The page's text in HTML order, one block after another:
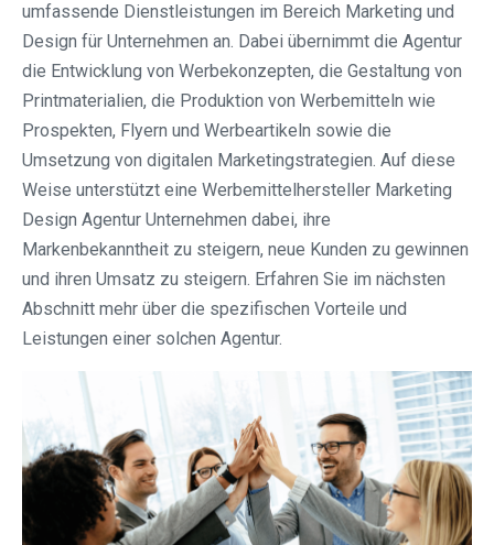
umfassende Dienstleistungen im Bereich Marketing und
Design für Unternehmen an. Dabei übernimmt die Agentur
die Entwicklung von Werbekonzepten, die Gestaltung von
Printmaterialien, die Produktion von Werbemitteln wie
Prospekten, Flyern und Werbeartikeln sowie die
Umsetzung von digitalen Marketingstrategien. Auf diese
Weise unterstützt eine Werbemittelhersteller Marketing
Design Agentur Unternehmen dabei, ihre
Markenbekanntheit zu steigern, neue Kunden zu gewinnen
und ihren Umsatz zu steigern. Erfahren Sie im nächsten
Abschnitt mehr über die spezifischen Vorteile und
Leistungen einer solchen Agentur.